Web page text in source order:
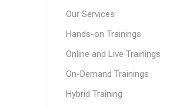
Our Services
Hands-on Trainings
Online and Live Trainings
On-Demand Trainings
Hybrid Training